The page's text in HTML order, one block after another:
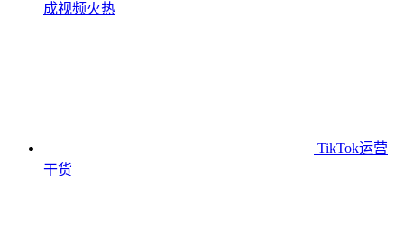
成视频火热
TikTok运营
干货